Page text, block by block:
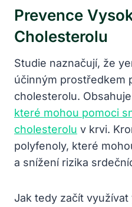
Prevence
Cholesterolu
Studie naznačují, že
účinným prostředkem
cholesterolu.
které mohou pomoci
cholesterolu v krvi.
polyfenoly, které
a snížení rizika
Jak tedy začít